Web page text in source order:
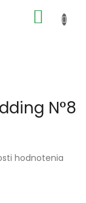
KOŠÍK
N°8
hodnotenia